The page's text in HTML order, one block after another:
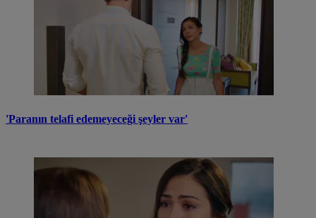
'Paranın telafi edemeyeceği şeyler var'